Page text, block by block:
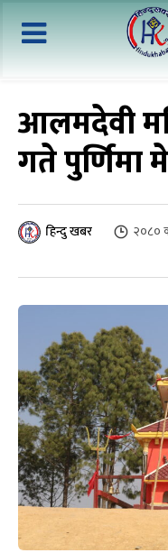
आलमदेवी
गते पुर्णिमा
हिन्दु खबर २०८०